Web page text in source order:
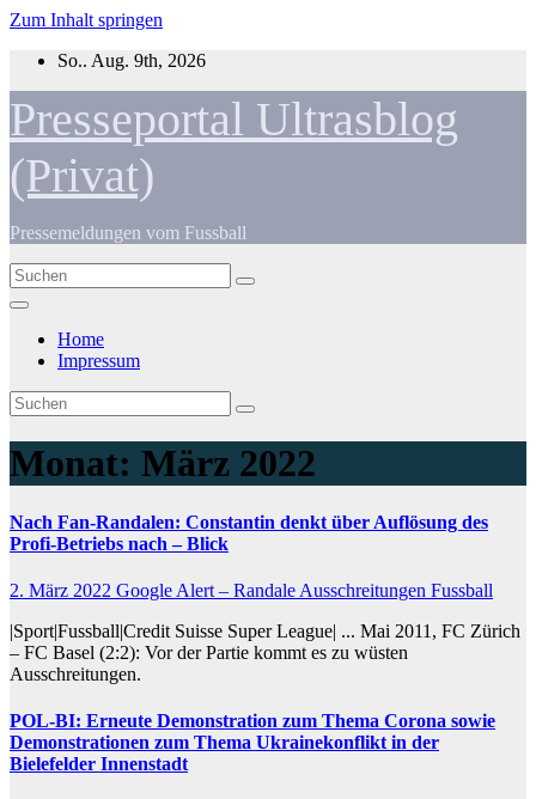
Zum Inhalt springen
So.. Aug. 9th, 2026
Presseportal Ultrasblog
(Privat)
Pressemeldungen vom Fussball
Home
Impressum
Monat: März 2022
Nach Fan-Randalen: Constantin denkt über Auflösung des
Profi-Betriebs nach – Blick
2. März 2022 Google Alert – Randale Ausschreitungen Fussball
|Sport|Fussball|Credit Suisse Super League| ... Mai 2011, FC Zürich
– FC Basel (2:2): Vor der Partie kommt es zu wüsten
Ausschreitungen.
POL-BI: Erneute Demonstration zum Thema Corona sowie
Demonstrationen zum Thema Ukrainekonflikt in der
Bielefelder Innenstadt